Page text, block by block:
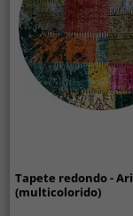
Tapete redondo -
(multicolorido)